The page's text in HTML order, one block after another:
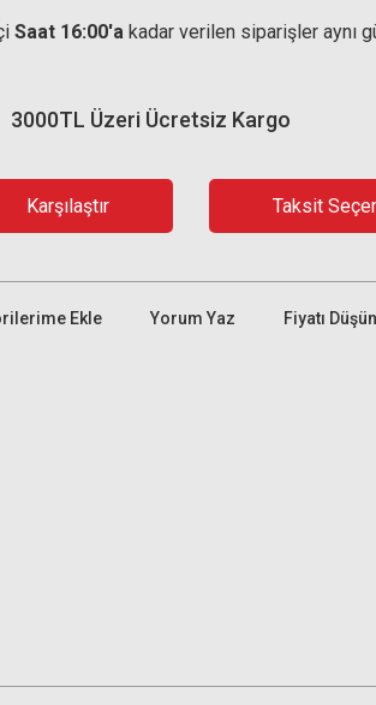
Saat 16:00'a kadar verilen siparişler aynı
3000TL Üzeri Ücretsiz Kargo
Karşılaştır Taksit
Yorum Yaz Fiyatı